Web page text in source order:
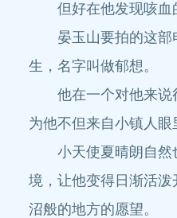
但好在他发现咳血的
晏玉山要拍的这部电
生，名字叫做郁想。
他在一个对他来说很
为他不但来自小镇人眼
小天使夏晴朗自然也
境，让他变得日渐活
沼般的地方的愿望。